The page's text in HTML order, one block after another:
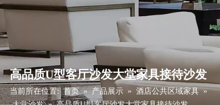
高品质U型客厅沙发大堂家具接待沙发
当前所在位置: 首页 » 产品展示 » 酒店公共区域家具 »